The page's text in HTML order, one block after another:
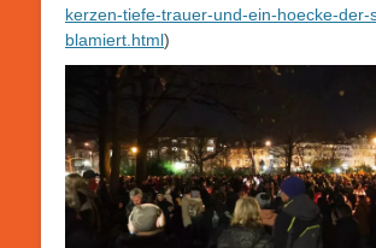
kerzen-tiefe-trauer-und-ein-hoecke-der-
blamiert.html)